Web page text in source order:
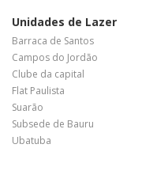
Unidades de Lazer
Barraca de Santos
Campos do Jordão
Clube da capital
Flat Paulista
Suarão
Subsede de Bauru
Ubatuba